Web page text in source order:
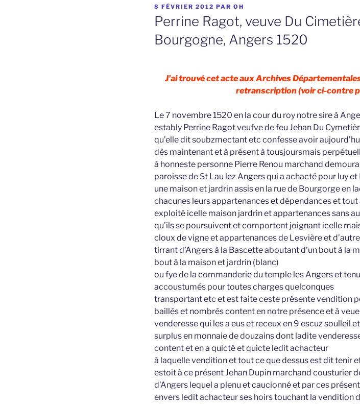
PUBLIÉ
LE
8 FÉVRIER 2012 PAR OH
Perrine Ragot, veuve Du
Bourgogne, Angers 1520
J’ai trouvé cet acte aux Archives
retranscription (voir ci-contre
Le 7 novembre 1520 en la cour du roy notre sire à
estably Perrine Ragot veufve de feu Jehan Du
qu’elle dit soubzmectant etc confesse avoir
dès maintenant et à présent à tousjoursmais
à honneste personne Pierre Renou marchand
paroisse de St Lau lez Angers qui a achacté pour luy
une maison et jardrin assis en la rue de Bourgorge en
chacunes leurs appartenances et dépendances et
exploité icelle maison jardrin et appartenances sans
qu’ils se poursuivent et comportent joignant icelle
cloux de vigne et appartenances de Lesvière et
tirrant d’Angers à la Bascette aboutant d’un bout à la
bout à la maison et jardrin (blanc)
ou fye de la commanderie du temple les Angers et
accoustumés pour toutes charges quelconques
transportant etc et est faite ceste présente vendition
baillés et nombrés content en notre présence et à
venderesse qui les a eus et receux en 9 escuz soulleil
surplus en monnaie de douzains dont ladite
content et en a quicté et quicte ledit achacteur
à laquelle vendition et tout ce que dessus est dit tenir
estoit à ce présent Jehan Dupin marchand cousturier
d’Angers lequel a plenu et caucionné et par ces
envers ledit achacteur ses hoirs touchant la vendition